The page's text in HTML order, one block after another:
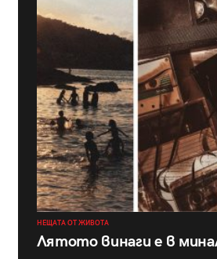
НЕЩАТА ОТ ЖИВОТА
Лятото винаги е в